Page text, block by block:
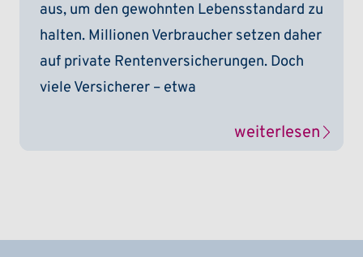
aus, um den gewohnten Lebensstandard zu
halten. Millionen Verbraucher setzen daher
auf private Rentenversicherungen. Doch
viele Versicherer – etwa
weiterlesen